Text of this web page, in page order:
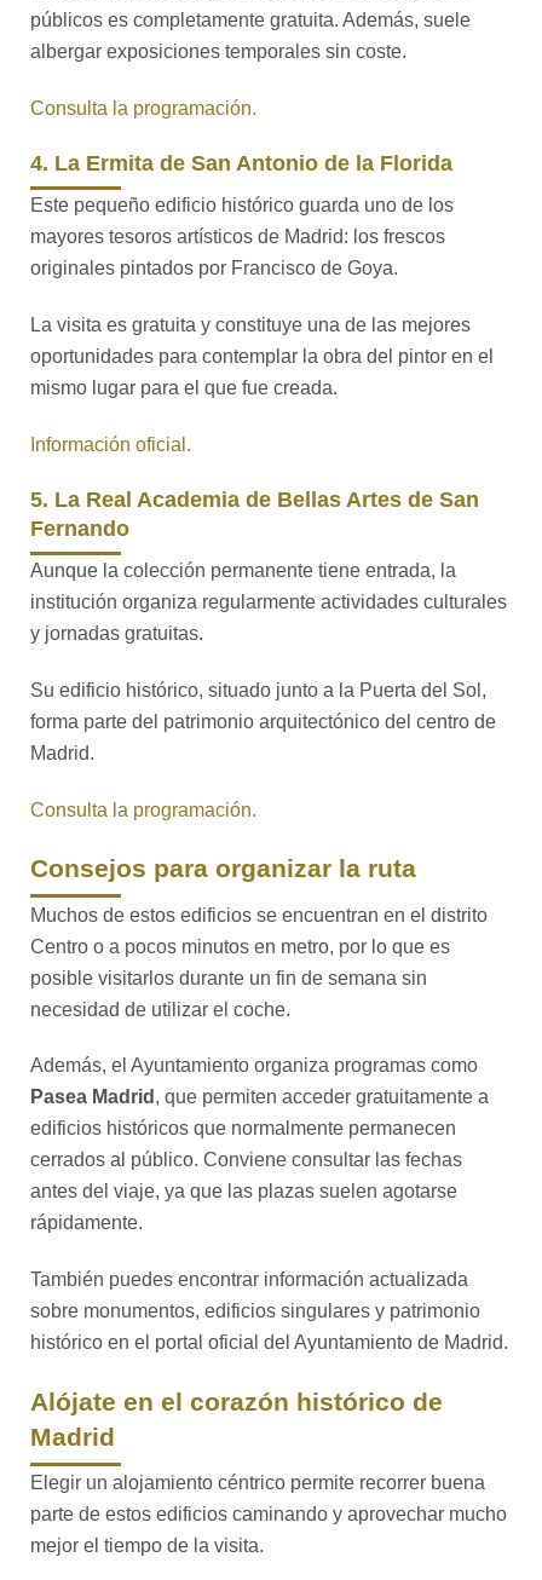
públicos es completamente gratuita. Además, suele
albergar exposiciones temporales sin coste.
Consulta la programación.
4. La Ermita de San Antonio de la Florida
Este pequeño edificio histórico guarda uno de los
mayores tesoros artísticos de Madrid: los frescos
originales pintados por Francisco de Goya.
La visita es gratuita y constituye una de las mejores
oportunidades para contemplar la obra del pintor en el
mismo lugar para el que fue creada.
Información oficial.
5. La Real Academia de Bellas Artes de San
Fernando
Aunque la colección permanente tiene entrada, la
institución organiza regularmente actividades culturales
y jornadas gratuitas.
Su edificio histórico, situado junto a la Puerta del Sol,
forma parte del patrimonio arquitectónico del centro de
Madrid.
Consulta la programación.
Consejos para organizar la ruta
Muchos de estos edificios se encuentran en el distrito
Centro o a pocos minutos en metro, por lo que es
posible visitarlos durante un fin de semana sin
necesidad de utilizar el coche.
Además, el Ayuntamiento organiza programas como
Pasea Madrid , que permiten acceder gratuitamente a
edificios históricos que normalmente permanecen
cerrados al público. Conviene consultar las fechas
antes del viaje, ya que las plazas suelen agotarse
rápidamente.
También puedes encontrar información actualizada
sobre monumentos, edificios singulares y patrimonio
histórico en el portal oficial del Ayuntamiento de Madrid.
Alójate en el corazón histórico de
Madrid
Elegir un alojamiento céntrico permite recorrer buena
parte de estos edificios caminando y aprovechar mucho
mejor el tiempo de la visita.